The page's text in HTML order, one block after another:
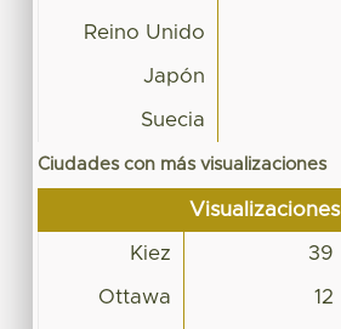
Reino Unido
Japón
Suecia
Ciudades con más visualizaciones
Visualizaciones
Kiez 39
Ottawa 12